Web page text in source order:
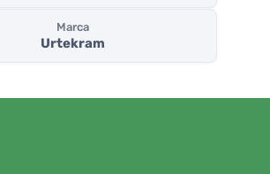
Marca
Urtekram